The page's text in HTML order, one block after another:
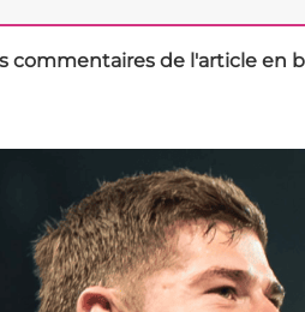
commentaires de l'article en